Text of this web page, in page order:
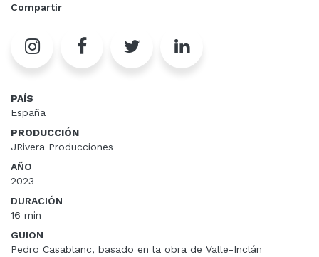
Compartir
PAÍS
España
PRODUCCIÓN
JRivera Producciones
AÑO
2023
DURACIÓN
16 min
GUION
Pedro Casablanc, basado en la obra de Valle-Inclán